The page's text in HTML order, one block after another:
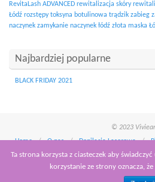
RevitaLash ADVANCED rewitalizacja skóry
Łódź rozstępy toksyna botulinowa trądzik zabieg
naczynek zamykanie naczynek łódź złota maska
Najbardziej popularne
BLACK FRIDAY 2021
© 2023
Home
O nas Depilacja Laserowa
Pielęgnacja ciała
Pielęgnacja brwi i rzęs
Depilacja woskiem
Zamykanie naczynek
Ta strona korzysta z ciasteczek aby
korzystanie ze strony oznacza,